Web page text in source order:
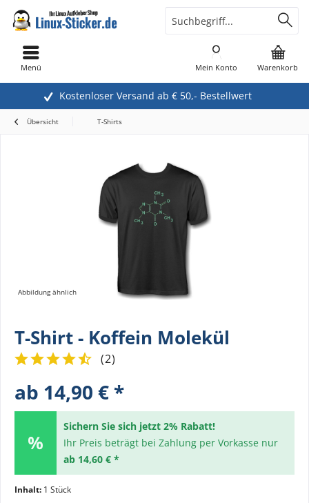
Kostenloser Versand ab € 50,- Bestellwert
Warenkorb
Mein Konto
Menü
Übersicht T-Shirts
Abbildung ähnlich
T-Shirt - Koffein Molekül
(2)
ab 14,90 € *
Sichern Sie sich jetzt 2% Rabatt!
Ihr Preis beträgt bei Zahlung per Vorkasse nur
ab 14,60 € *
Inhalt: 1 Stück